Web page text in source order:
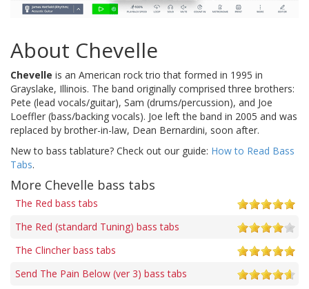
About Chevelle
Chevelle is an American rock trio that formed in 1995 in
Grayslake, Illinois. The band originally comprised three brothers:
Pete (lead vocals/guitar), Sam (drums/percussion), and Joe
Loeffler (bass/backing vocals). Joe left the band in 2005 and was
replaced by brother-in-law, Dean Bernardini, soon after.
New to bass tablature? Check out our guide: How to Read Bass
Tabs.
More Chevelle bass tabs
The Red bass tabs
The Red (standard Tuning) bass tabs
The Clincher bass tabs
Send The Pain Below (ver 3) bass tabs